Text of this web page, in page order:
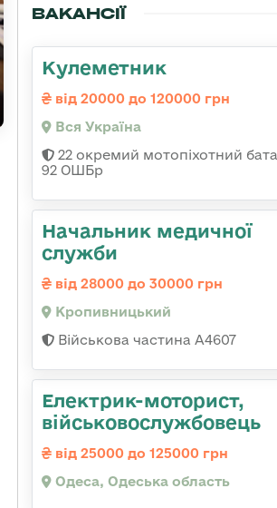
ВАКАНСІЇ
Кулеметник
від 20000 до 120000 грн
Вся Україна
22 окремий мотопіхотний
92 ОШБр
Начальник медичної
служби
від 28000 до 30000 грн
Кропивницький
Військова частина А4607
Електрик-моторист,
військовослужбовець
від 25000 до 125000 грн
Одеса, Одеська область